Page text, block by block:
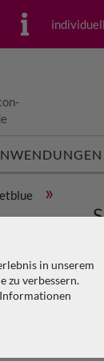
in unserem
zu verbessern.
»